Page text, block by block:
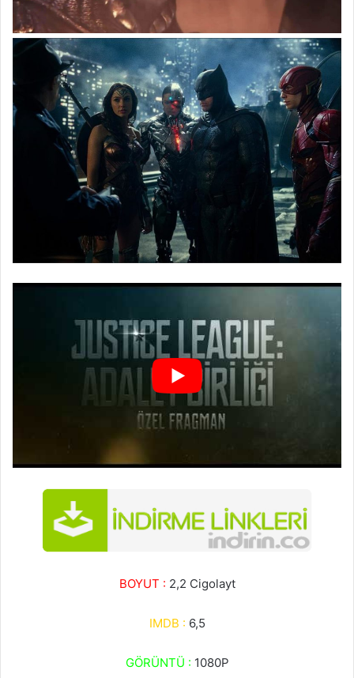
BOYUT : 2,2 Cigolayt
IMDB : 6,5
GÖRÜNTÜ : 1080P